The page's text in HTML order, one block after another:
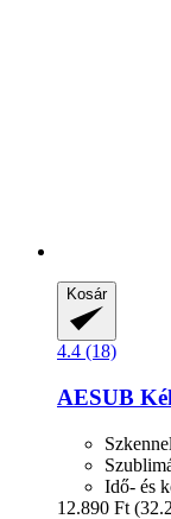
Kosár
4.4 (18)
AESUB
Idő- és
12.890 Ft